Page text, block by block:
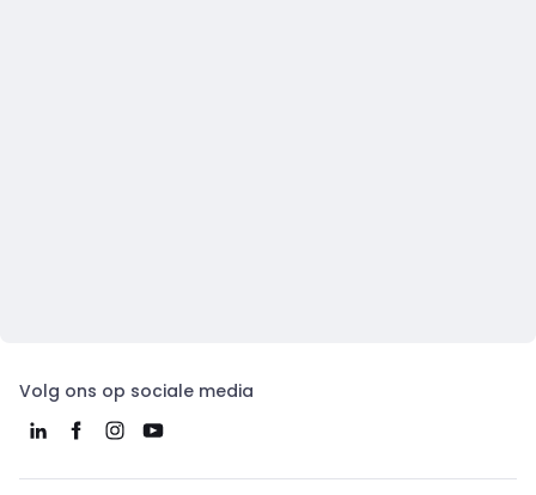
Volg ons op sociale media